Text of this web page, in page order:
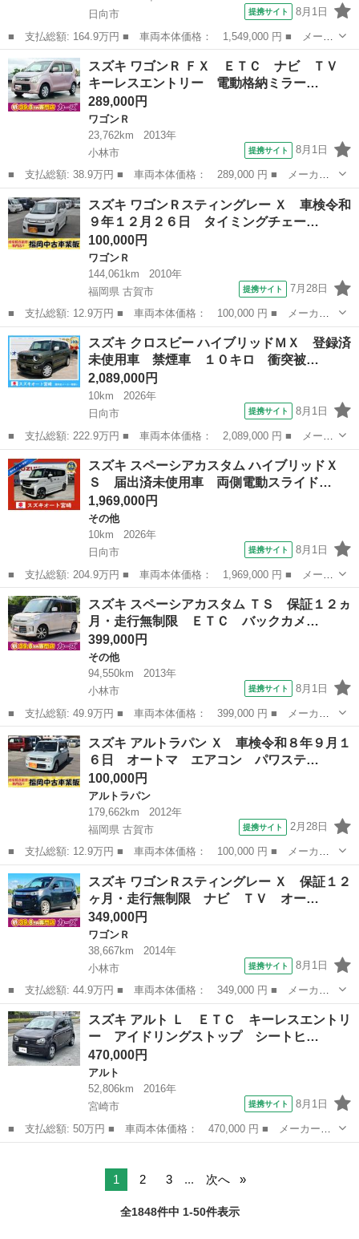
日向市
提携サイト 8月1日
■ 支払総額: 164.9万円 ■ 車両本体価格： 1,549,000 円 ■ メーカ
ー名： スズキ ■ 車種名： ワゴンＲカスタムＺ ■ グレード
名： ハイブリッドＺＸ 届出済未使用車 １０キロ 衝突被害軽減
ブレーキ ク...
宮崎 日向市 スズキ
スズキ ワゴンＲ ＦＸ ＥＴＣ ナビ ＴＶ
キーレスエントリー 電動格納ミラー…
289,000円
ワゴンＲ
23,762km
2013年
小林市
提携サイト 8月1日
■ 支払総額: 38.9万円 ■ 車両本体価格： 289,000 円 ■ メーカー
名： スズキ ■ 車種名： ワゴンＲ ■ グレード名： ＦＸ ＥＴ
Ｃ ナビ ＴＶ キーレスエントリー 電動格納ミラー ベンチシー
ト ＣＶＴ ...
宮崎 小林市 ワゴンＲ
スズキ ワゴンＲスティングレー Ｘ 車検令和
９年１２月２６日 タイミングチェー…
100,000円
ワゴンＲ
144,061km
2010年
福岡県 古賀市
提携サイト 7月28日
■ 支払総額: 12.9万円 ■ 車両本体価格： 100,000 円 ■ メーカー
名： スズキ ■ 車種名： ワゴンＲスティングレー ■ グレード
名： Ｘ 車検令和９年１２月２６日 タイミングチェーン プッシ
ュスタート オ...
福岡 古賀市 ワゴンＲ
スズキ クロスビー ハイブリッドＭＸ 登録済
未使用車 禁煙車 １０キロ 衝突被…
2,089,000円
10km
2026年
日向市
提携サイト 8月1日
■ 支払総額: 222.9万円 ■ 車両本体価格： 2,089,000 円 ■ メーカ
ー名： スズキ ■ 車種名： クロスビー ■ グレード名： ハイブ
リッドＭＸ 登録済未使用車 禁煙車 １０キロ 衝突被害軽減ブレ
ーキ レ...
宮崎 日向市 スズキ
スズキ スペーシアカスタム ハイブリッドＸ
Ｓ 届出済未使用車 両側電動スライド…
1,969,000円
その他
10km
2026年
日向市
提携サイト 8月1日
■ 支払総額: 204.9万円 ■ 車両本体価格： 1,969,000 円 ■ メーカ
ー名： スズキ ■ 車種名： スペーシアカスタム ■ グレード
名： ハイブリッドＸＳ 届出済未使用車 両側電動スライドドア
ＬＥＤヘッド...
宮崎 日向市 その他
スズキ スペーシアカスタム ＴＳ 保証１２ヵ
月・走行無制限 ＥＴＣ バックカメ…
399,000円
その他
94,550km
2013年
小林市
提携サイト 8月1日
■ 支払総額: 49.9万円 ■ 車両本体価格： 399,000 円 ■ メーカー
名： スズキ ■ 車種名： スペーシアカスタム ■ グレード名：
ＴＳ 保証１２ヵ月・走行無制限 ＥＴＣ バックカメラ 両側電動
スライドドア...
宮崎 小林市 その他
スズキ アルトラパン Ｘ 車検令和８年９月１
６日 オートマ エアコン パワステ…
100,000円
アルトラパン
179,662km
2012年
福岡県 古賀市
提携サイト 2月28日
■ 支払総額: 12.9万円 ■ 車両本体価格： 100,000 円 ■ メーカー
名： スズキ ■ 車種名： アルトラパン ■ グレード名： Ｘ 車
検令和８年９月１６日 オートマ エアコン パワステ エアバッ
ク フォグ ア...
福岡 古賀市 アルトラパン
スズキ ワゴンＲスティングレー Ｘ 保証１２
ヶ月・走行無制限 ナビ ＴＶ オー…
349,000円
ワゴンＲ
38,667km
2014年
小林市
提携サイト 8月1日
■ 支払総額: 44.9万円 ■ 車両本体価格： 349,000 円 ■ メーカー
名： スズキ ■ 車種名： ワゴンＲスティングレー ■ グレード
名： Ｘ 保証１２ヶ月・走行無制限 ナビ ＴＶ オートライト
ＨＩＤ スマー...
宮崎 小林市 ワゴンＲ
スズキ アルト Ｌ ＥＴＣ キーレスエントリ
ー アイドリングストップ シートヒ…
470,000円
アルト
52,806km
2016年
宮崎市
提携サイト 8月1日
■ 支払総額: 50万円 ■ 車両本体価格： 470,000 円 ■ メーカー
名： スズキ ■ 車種名： アルト ■ グレード名： Ｌ ＥＴＣ
1 2 3 ... 次へ
全1848件中 1-50件表示